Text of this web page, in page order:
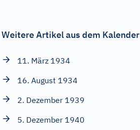
Weitere Artikel aus dem Kalender
11. März 1934
16. August 1934
2. Dezember 1939
5. Dezember 1940